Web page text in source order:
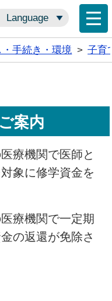
Language
・手続き・環境 > 子育
案内
療機関で医師と
象に修学資金を
療機関で一定期
の返還が免除さ